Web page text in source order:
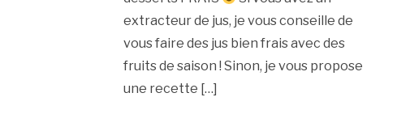
extracteur de jus, je vous conseille de
vous faire des jus bien frais avec des
fruits de saison ! Sinon, je vous propose
une recette […]